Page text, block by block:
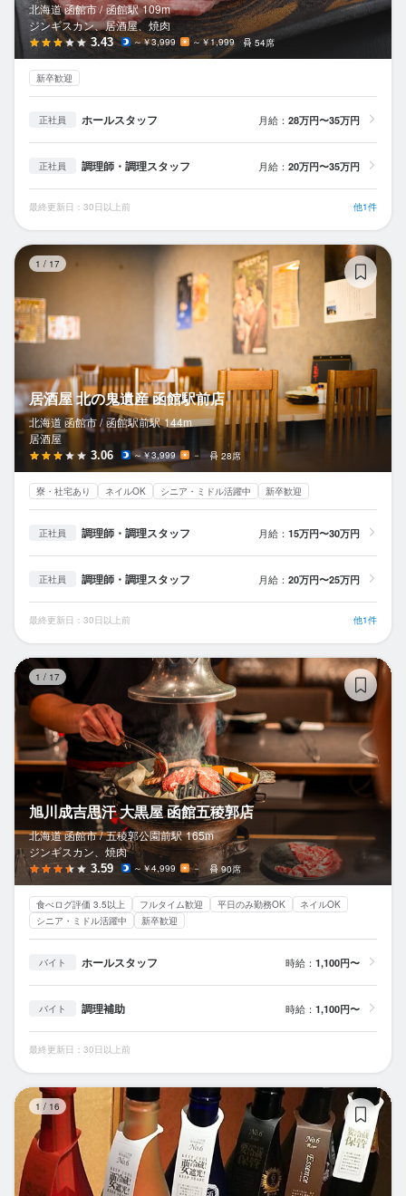
北海道 函館市 / 函館駅 109m
ジンギスカン、居酒屋、焼肉
3.43 ～￥3,999 ～￥1,999 54席
新卒歓迎
正社員 ホールスタッフ 月給： 28万円〜35万円
正社員 調理師・調理スタッフ 月給： 20万円〜35万円
最終更新日：30日以上前 他1件
1 / 17
居酒屋 北の鬼遺産 函館駅前店
北海道 函館市 / 函館駅前駅 144m
居酒屋
3.06 ～￥3,999 － 28席
寮・社宅あり ネイルOK シニア・ミドル活躍中 新卒歓迎
正社員 調理師・調理スタッフ 月給： 15万円〜30万円
正社員 調理師・調理スタッフ 月給： 20万円〜25万円
最終更新日：30日以上前 他1件
1 / 17
旭川成吉思汗 大黒屋 函館五稜郭店
北海道 函館市 / 五稜郭公園前駅 165m
ジンギスカン、焼肉
3.59 ～￥4,999 － 90席
食べログ評価 3.5以上 フルタイム歓迎 平日のみ勤務OK
ネイルOK
シニア・ミドル活躍中
新卒歓迎
バイト ホールスタッフ 時給： 1,100円〜
バイト 調理補助 時給： 1,100円〜
最終更新日：30日以上前
1 / 16